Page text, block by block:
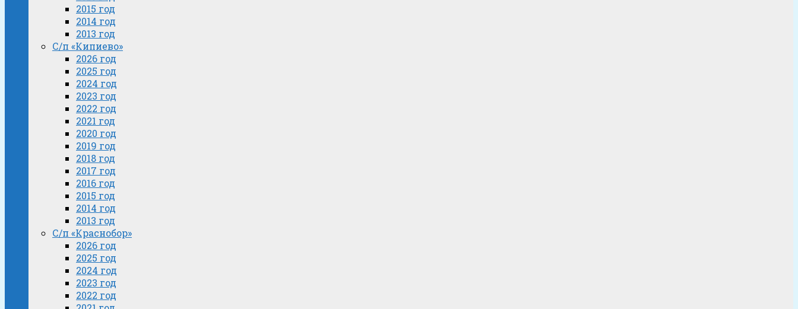
2015 год
2014 год
2013 год
С/п «Кипиево»
2026 год
2025 год
2024 год
2023 год
2022 год
2021 год
2020 год
2019 год
2018 год
2017 год
2016 год
2015 год
2014 год
2013 год
С/п «Краснобор»
2026 год
2025 год
2024 год
2023 год
2022 год